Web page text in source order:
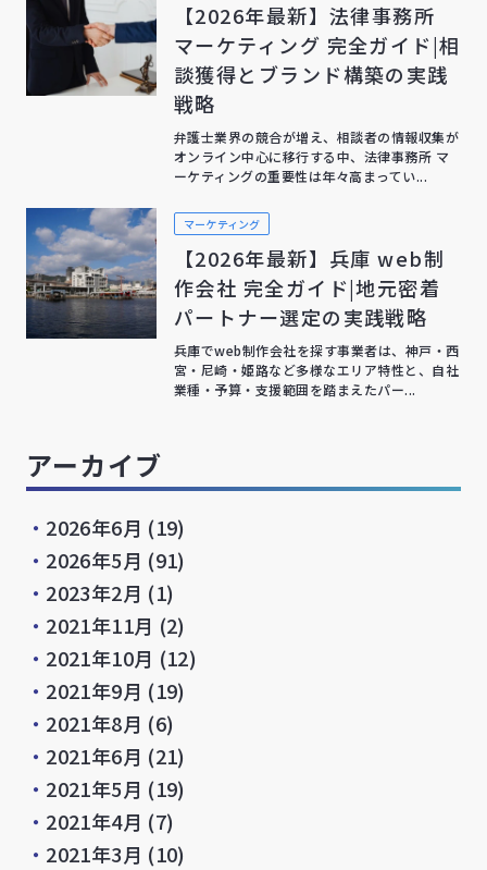
【2026年最新】法律事務所
マーケティング 完全ガイド|相
談獲得とブランド構築の実践
戦略
弁護士業界の競合が増え、相談者の情報収集が
オンライン中心に移行する中、法律事務所 マ
ーケティングの重要性は年々高まってい...
マーケティング
【2026年最新】兵庫 web制
作会社 完全ガイド|地元密着
パートナー選定の実践戦略
兵庫でweb制作会社を探す事業者は、神戸・西
宮・尼崎・姫路など多様なエリア特性と、自社
業種・予算・支援範囲を踏まえたパー...
アーカイブ
・ 2026年6月 (19)
・ 2026年5月 (91)
・ 2023年2月 (1)
・ 2021年11月 (2)
・ 2021年10月 (12)
・ 2021年9月 (19)
・ 2021年8月 (6)
・ 2021年6月 (21)
・ 2021年5月 (19)
・ 2021年4月 (7)
・ 2021年3月 (10)